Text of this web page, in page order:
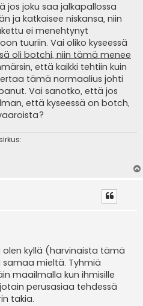
jos joku saa jalkapallossa
ja katkaisee niskansa, niin
ei menehtynyt
tuuriin. Vai oliko kyseessä
oli botchi, niin tämä menee
että kaikki tehtiin kuin
tämä normaalius johti
Vai sanotko, että jos
että kyseessä on botch,
kyllä (harvinaista tämä
mieltä. Tyhmiä
maailmalla kun ihmisille
perusasiaa tehdessä
takia.